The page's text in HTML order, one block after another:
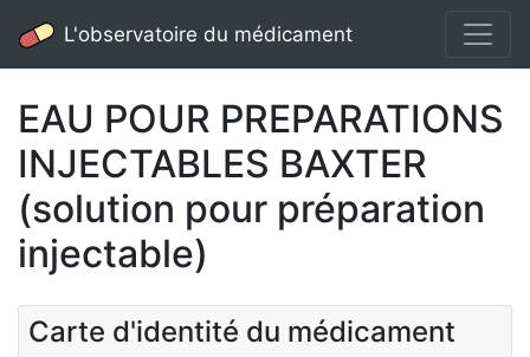
L'observatoire du médicament
EAU POUR PREPARATIONS
INJECTABLES BAXTER
(solution pour préparation
injectable)
Carte d'identité du médicament